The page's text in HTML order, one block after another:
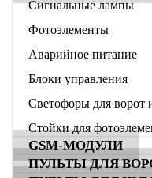
Сигнальные лампы
Фотоэлементы
Аварийное питание
Блоки управления
Светофоры для ворот
Стойки для
GSM-МОДУЛИ
ПУЛЬТЫ ДЛЯ